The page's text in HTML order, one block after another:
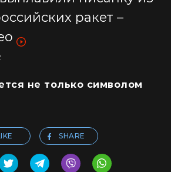
ракет –
не только символом
SHARE